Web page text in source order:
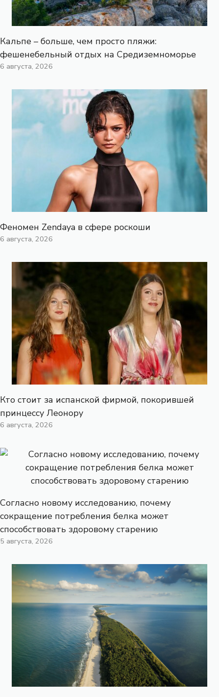
Кальпе – больше, чем просто пляжи:
фешенебельный отдых на Средиземноморье
6 августа, 2026
Феномен Zendaya в сфере роскоши
6 августа, 2026
Кто стоит за испанской фирмой, покорившей
принцессу Леонору
6 августа, 2026
Согласно новому исследованию, почему
сокращение потребления белка может
способствовать здоровому старению
5 августа, 2026